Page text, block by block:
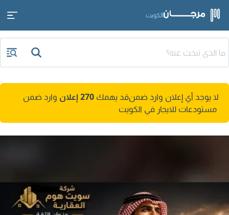
الكويت
لا يوجد أي إعلان وارد ضمنقد يهمك 270 إعلان
وارد ضمن
مستودعات للايجار في الكويت